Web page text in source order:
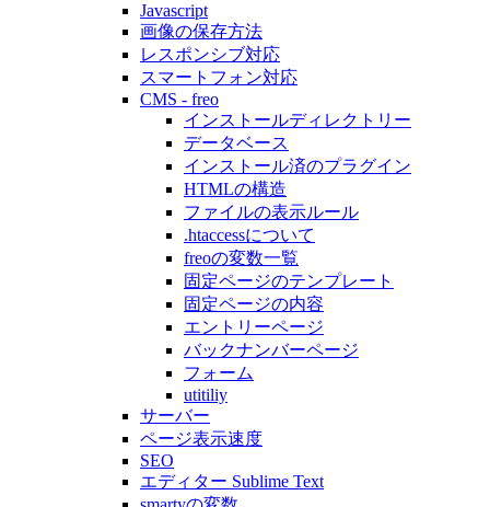
Javascript
画像の保存方法
レスポンシブ対応
スマートフォン対応
CMS - freo
インストールディレクトリー
データベース
インストール済のプラグイン
HTMLの構造
ファイルの表示ルール
.htaccessについて
freoの変数一覧
固定ページのテンプレート
固定ページの内容
エントリーページ
バックナンバーページ
フォーム
utitiliy
サーバー
ページ表示速度
SEO
エディター Sublime Text